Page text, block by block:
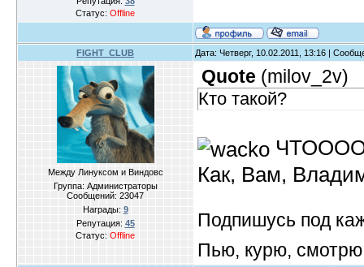
Статус: Offline
FIGHT_CLUB Дата: Четверг, 10.02.2011, 13:16 |
Между Линуксом и Виндовс
Группа: Администраторы
Сообщений: 23047
Награды: 9
Репутация: 45
Статус: Offline
Quote (milov_2v)
Кто такой?
Как, Вам,
Подпишусь под
Пью, курю, смотрю